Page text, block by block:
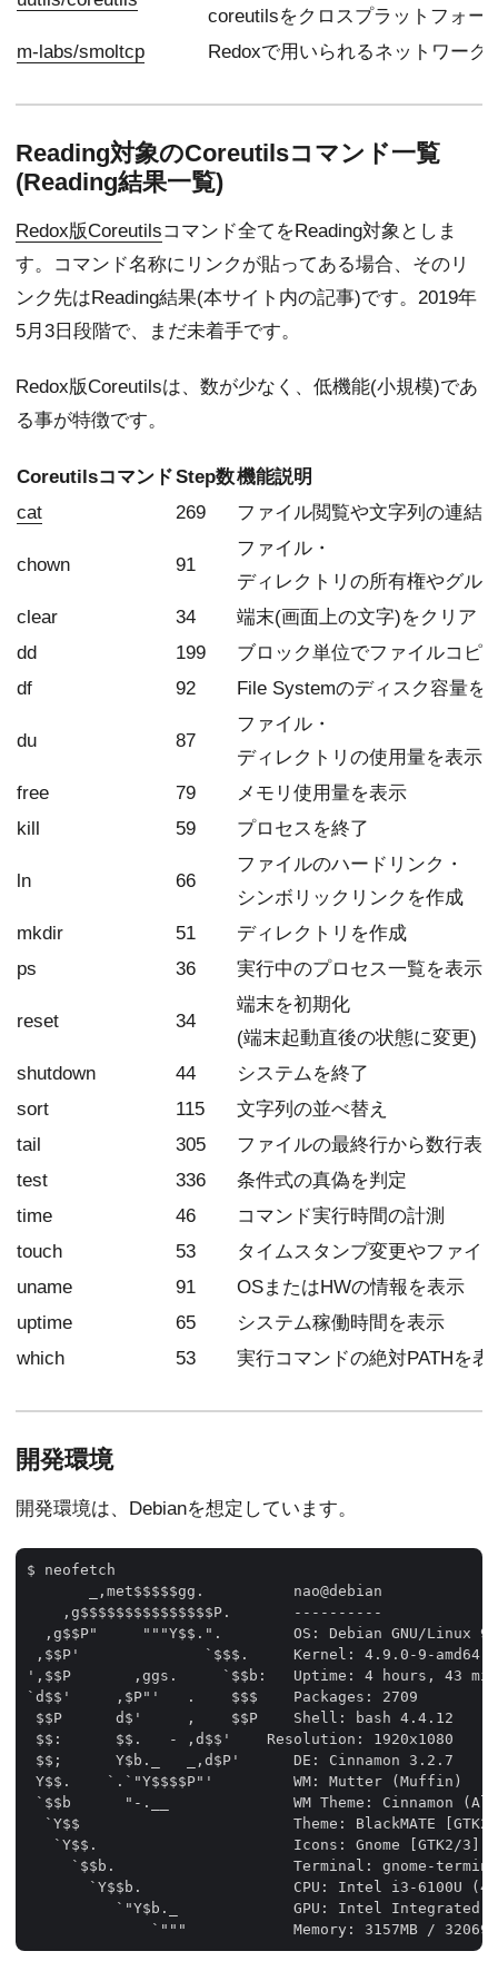
coreutilsをクロスプラットフォー
m-labs/smoltcp
Redoxで用いられるネットワーク
Reading対象のCoreutilsコマンド一覧
(Reading結果一覧)
Redox版Coreutilsコマンド全てをReading対象としま
す。コマンド名称にリンクが貼ってある場合、そのリ
ンク先はReading結果(本サイト内の記事)です。2019年
5月3日段階で、まだ未着手です。
Redox版Coreutilsは、数が少なく、低機能(小規模)であ
る事が特徴です。
CoreutilsコマンドStep数機能説明
cat
269 ファイル閲覧や文字列の連結
chown 91
ファイル・
ディレクトリの所有権やグル
clear
34
端末(画面上の文字)をクリア
dd
199
ブロック単位でファイルコピ
df
92 File Systemのディスク容量を
du 87
ファイル・
ディレクトリの使用量を表示
free
79
メモリ使用量を表示
kill
59 プロセスを終了
ln 66
ファイルのハードリンク・
シンボリックリンクを作成
mkdir
51
ディレクトリを作成
ps
36 実行中のプロセス一覧を表示
reset 34
端末を初期化
(端末起動直後の状態に変更)
shutdown
44
システムを終了
sort
115
文字列の並べ替え
tail
305
ファイルの最終行から数行表
test
336
条件式の真偽を判定
time
46
コマンド実行時間の計測
touch
53
タイムスタンプ変更やファイ
uname
91
OSまたはHWの情報を表示
uptime
65
システム稼働時間を表示
which
53 実行コマンドの絶対PATHを表
開発環境
開発環境は、Debianを想定しています。
$ neofetch
       _,met$$$$$gg.          nao@debian
    ,g$$$$$$$$$$$$$$$P.       ----------
,g$$P"     """Y$$.".        OS: Debian GNU/Linux
,$$P'              `$$$.     Kernel: 4.9.0-9-amd64
',$$P       ,ggs.     `$$b:   Uptime: 4 hours, 43
`d$$'     ,$P"'   .    $$$    Packages: 2709
$$P      d$'     ,    $$P    Shell: bash 4.4.12
$$:      $$.   - ,d$$'    Resolution: 1920x1080
$$;      Y$b._   _,d$P'      DE: Cinnamon 3.2.7
Y$$.    `.`"Y$$$$P"'         WM: Mutter (Muffin)
`$$b      "-.__              WM Theme: Cinnamon
`Y$$                        Theme: BlackMATE
   `Y$$.                      Icons: Gnome [GTK2/3]
`$$b.                    Terminal: gnome-
`Y$$b.                 CPU: Intel i3-6100U
`"Y$b._             GPU: Intel Integrated